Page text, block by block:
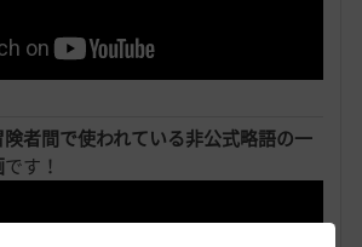
険者間で使われている非公式略語の一
です！